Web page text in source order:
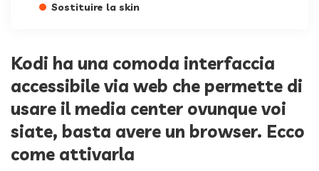
Sostituire la skin
Kodi ha una comoda interfaccia
accessibile via web che permette di
usare il media center ovunque voi
siate, basta avere un browser. Ecco
come attivarla